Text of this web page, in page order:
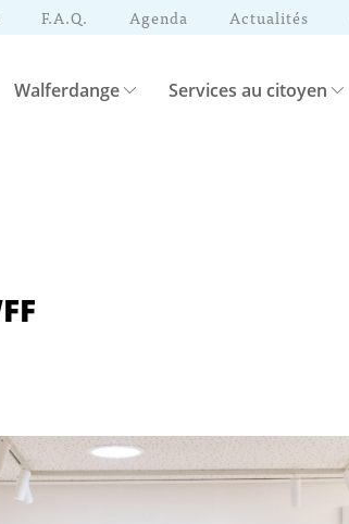
F.A.Q. Agenda Actualités
Walferdange Services au citoyen